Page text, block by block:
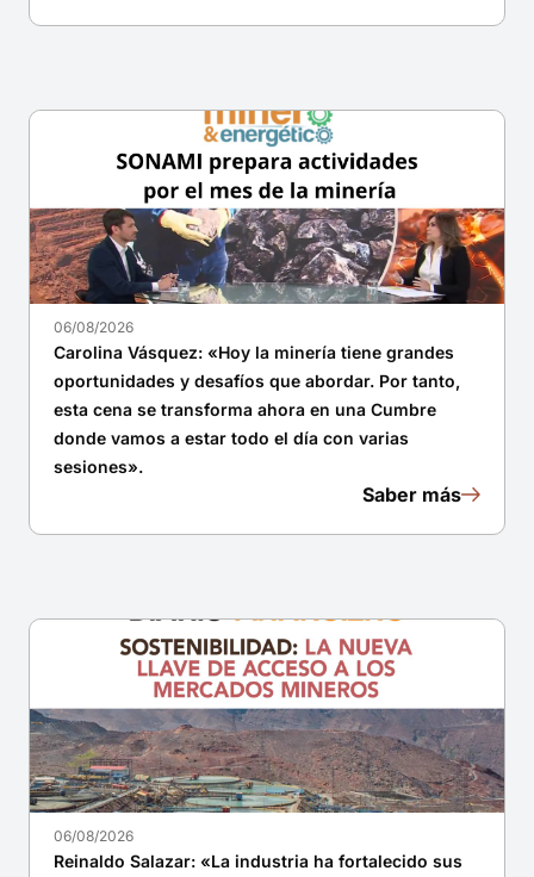
06/08/2026
Carolina Vásquez: «Hoy la minería tiene grandes
oportunidades y desafíos que abordar. Por tanto,
esta cena se transforma ahora en una Cumbre
donde vamos a estar todo el día con varias
sesiones».
Saber más
06/08/2026
Reinaldo Salazar: «La industria ha fortalecido sus